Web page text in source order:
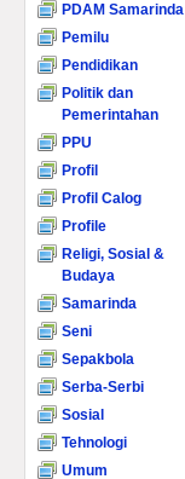
PDAM Samarinda
Pemilu
Pendidikan
Politik dan
Pemerintahan
PPU
Profil
Profil Calog
Profile
Religi, Sosial &
Budaya
Samarinda
Seni
Sepakbola
Serba-Serbi
Sosial
Tehnologi
Umum